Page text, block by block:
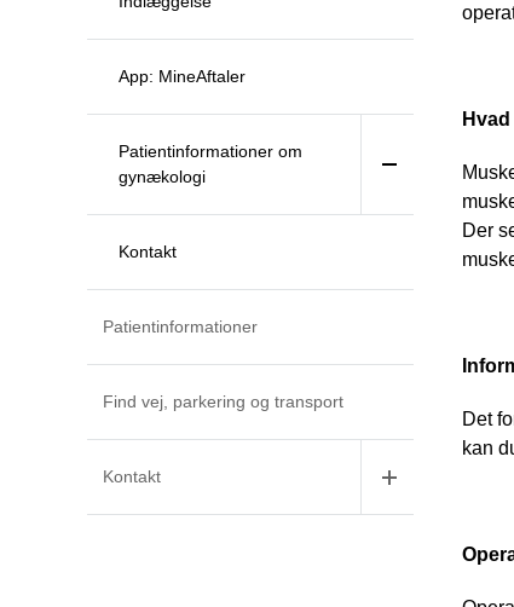
App: MineAftaler
Patientinformationer om
gynækologi
Kontakt
Patientinformationer
Find vej, parkering og transport
Kontakt
Der
Det
kan